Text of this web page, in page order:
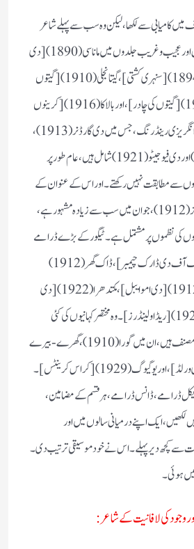
میں کامیابی سے لکھا، لیکن وہ سب سے پہلے شاعر
تھے۔ ان کی شاعری کی پچاس اور عجیب و غریب جلدوں میں ماناسی (1890) [دی
آئیڈیل ون]، سونار تاری (1894) [سنہری کشتی]، گیتانجلی (1910) [گیتوں
کی پیشکش]، گیتیمالیہ (1914) [گیتوں کی چادر]، اور بالاکا (1916) [کرینوں
کی پرواز]۔ ان کی شاعری کی انگریزی رینڈرنگ، جس میں دی گارڈنر (1913)،
فروٹ-گیدرنگ (1916) اور دی فیوجیٹو (1921) شامل ہیں، عام طور پر
سے مطابقت نہیں رکھتے۔ اور اس کے عنوان کے
باوجود، گیتانجلی: سونگ آفرنگز (1912)، جو ان میں سب سے زیادہ مشہور ہے،
کی نظموں پر مشتمل ہے۔ ٹیگور کے بڑے ڈرامے
ہیں راجہ (1910) [دی کنگ آف دی ڈارک چیمبر]، ڈاک گھر (1912)
[پوسٹ آفس]، اچالیتن (1912) [دی امو ایبل]، مکتدھرا (1922) [دی
واٹر فال]، اور رکتاکاروی (1926) [ریڈ اولینڈرز]۔ وہ مختصر کہانیوں کی کئی
جلدوں اور متعدد ناولوں کے مصنف ہیں، ان میں گورا (1910)، گھرے-بیرے
(1916) [دی ہوم اینڈ دی ورلڈ]، اور یوگیوگ (1929) [کراس کرینٹس]۔
ڈرامے، ڈانس ڈرامے، ہر قسم کے مضامین،
لکھیں، ایک اپنے درمیانی سالوں میں اور
اپنی موت سے کچھ دیر پہلے۔ اس نے خود موسیقی ترتیب دی۔
وجود کی لافانیت کے شاعر: